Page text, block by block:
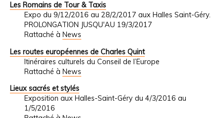
Les Romains de Tour & Taxis
Expo du 9/12/2016 au 28/2/2017 aux Halles Saint-Géry.
PROLONGATION JUSQU'AU 19/3/2017
Rattaché à News
Les routes européennes de Charles Quint
Itinéraires culturels du Conseil de l’Europe
Rattaché à News
Lieux sacrés et stylés
Exposition aux Halles-Saint-Géry du 4/3/2016 au
1/5/2016